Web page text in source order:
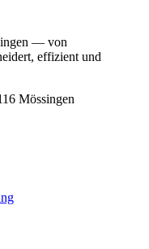
— von
effizient und
Mössingen